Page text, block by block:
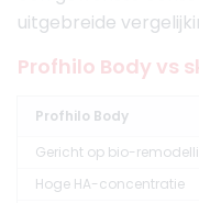
uitgebreide
Profhilo Body vs
Profhilo Body
Gericht op bio-
Hoge HA-concentratie